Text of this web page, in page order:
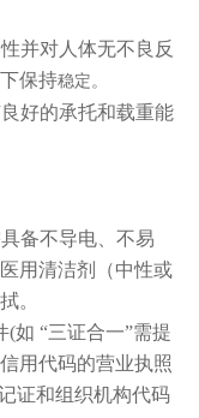
并对人体无不良反
保持稳定。
好的承托和载重能
备不导电、不易
用清洁剂（中性或
。
(如 “三证合一”需提
用代码的营业执照
证和组织机构代码